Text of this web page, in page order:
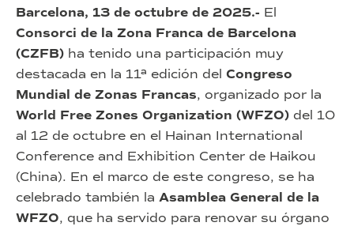
Barcelona, 13 de octubre de 2025.- El
Consorci de la Zona Franca de Barcelona
(CZFB) ha tenido una participación muy
destacada en la 11ª edición del Congreso
Mundial de Zonas Francas, organizado por la
World Free Zones Organization (WFZO) del 10
al 12 de octubre en el Hainan International
Conference and Exhibition Center de Haikou
(China). En el marco de este congreso, se ha
celebrado también la Asamblea General de la
WFZO, que ha servido para renovar su órgano